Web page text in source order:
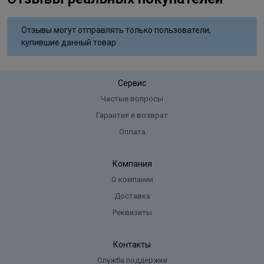
Отзывы могут отправлять только пользователи,
купившие данный товар
Сервис
Частые вопросы
Гарантия и возврат
Оплата
Компания
О компании
Доставка
Реквизиты
Контакты
Служба поддержки